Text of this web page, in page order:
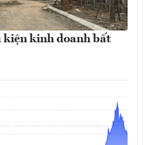
kiện kinh doanh bất